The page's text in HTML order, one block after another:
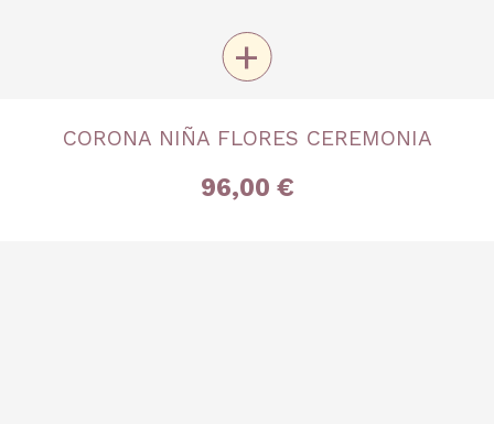
Única
+
CORONA NIÑA FLORES CEREMONIA
96,00 €